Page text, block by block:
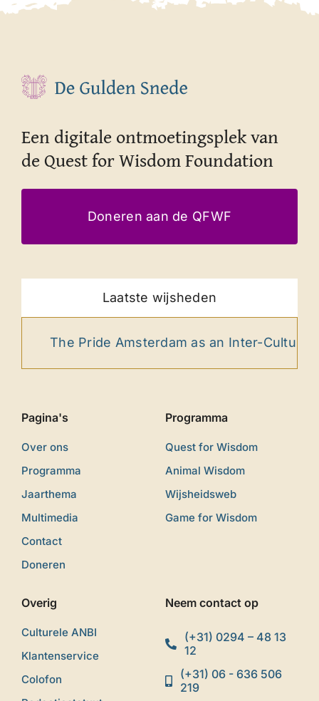
Een digitale ontmoetingsplek van
de Quest for Wisdom Foundation
Doneren aan de QFWF
Laatste wijsheden
The Pride Amsterdam as an Inter-Cultural Ritual
Pagina's
Over ons
Programma
Jaarthema
Multimedia
Contact
Doneren
Programma
Quest for Wisdom
Animal Wisdom
Wijsheidsweb
Game for Wisdom
Overig
Culturele ANBI
Klantenservice
Colofon
Neem contact op
(+31) 0294 – 48 13
12
(+31) 06 - 636 506
219